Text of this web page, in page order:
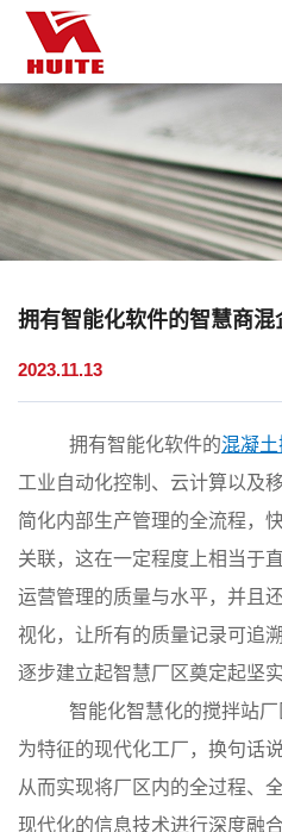
拥有智能化软件的智慧商混
2023.11.13
拥有智能化软件的混凝
工业自动化控制、云计算以及
简化内部生产管理的全流程，
关联，这在一定程度上相当于
运营管理的质量与水平，并且
视化，让所有的质量记录可追
逐步建立起智慧厂区奠定起坚实
智能化智慧化的搅拌站
为特征的现代化工厂，换句话
从而实现将厂区内的全过程、
现代化的信息技术进行深度融